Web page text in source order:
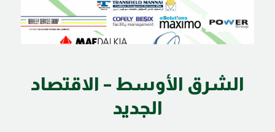
الشرق الأوسط – الاقتصاد
الجديد